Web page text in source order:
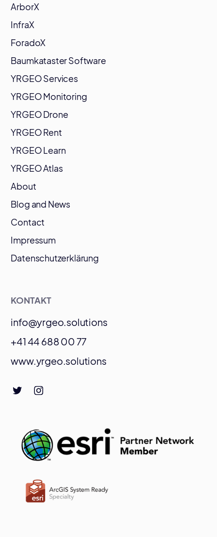
ArborX
InfraX
ForadoX
Baumkataster Software
YRGEO Services
YRGEO Monitoring
YRGEO Drone
YRGEO Rent
YRGEO Learn
YRGEO Atlas
About
Blog and News
Contact
Impressum
Datenschutzerklärung
KONTAKT
info@yrgeo.solutions
+41 44 688 00 77
www.yrgeo.solutions